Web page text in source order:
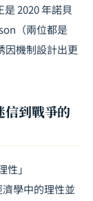
是 2020 年諾貝
（兩位都是
機制設計出更
到戰爭的
」
學中的理性並